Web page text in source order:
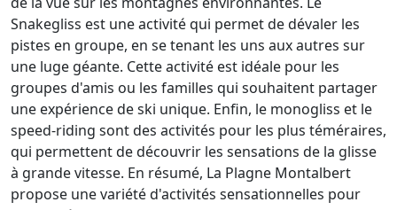
Snakegliss est une activité qui permet de dévaler les
pistes en groupe, en se tenant les uns aux autres sur
une luge géante. Cette activité est idéale pour les
groupes d'amis ou les familles qui souhaitent partager
une expérience de ski unique. Enfin, le monogliss et le
speed-riding sont des activités pour les plus téméraires,
qui permettent de découvrir les sensations de la glisse
à grande vitesse. En résumé, La Plagne Montalbert
propose une variété d'activités sensationnelles pour